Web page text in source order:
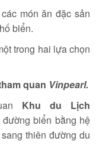
món ăn đặc sản
biển.
trong hai lựa chọn
quan Vinpearl.
Khu du Lịch
biển bằng hệ
thiên đường du